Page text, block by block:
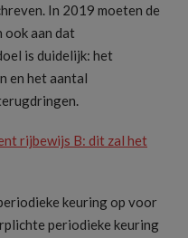
In 2019 moeten de
ook aan dat
is duidelijk: het
en het aantal
rijbewijs B: dit zal het
keuring op voor
periodieke keuring